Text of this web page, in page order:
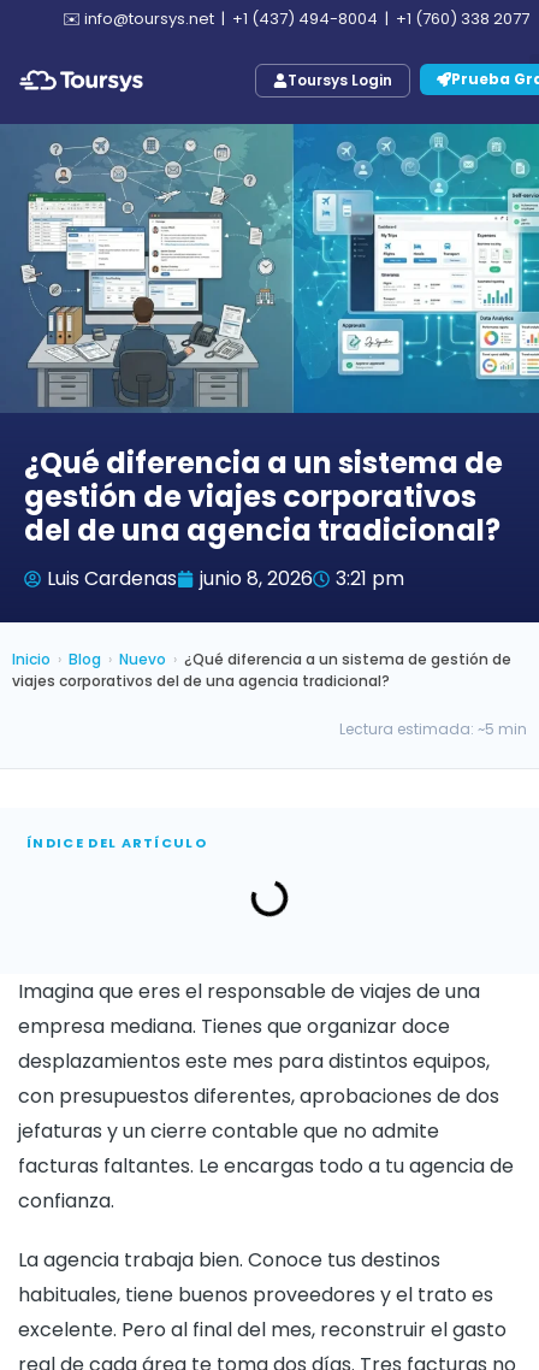
✉️ info@toursys.net | +1 (437) 494-8004 | +1 (760) 338 2077
Toursys Login Prueba
¿Qué diferencia a un sistema de
gestión de viajes corporativos
del de una agencia tradicional?
Luis Cardenas junio 8, 2026 3:21 pm
Inicio › Blog › Nuevo › ¿Qué diferencia a un sistema de gestión de
viajes corporativos del de una agencia tradicional?
Lectura estimada: ~5 min
ÍNDICE DEL ARTÍCULO
Imagina que eres el responsable de viajes de una
empresa mediana. Tienes que organizar doce
desplazamientos este mes para distintos equipos,
con presupuestos diferentes, aprobaciones de dos
jefaturas y un cierre contable que no admite
facturas faltantes. Le encargas todo a tu agencia de
confianza.
La agencia trabaja bien. Conoce tus destinos
habituales, tiene buenos proveedores y el trato es
excelente. Pero al final del mes, reconstruir el gasto